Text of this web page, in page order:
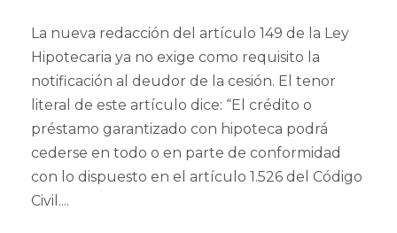
La nueva redacción del artículo 149 de la Ley
Hipotecaria ya no exige como requisito la
notificación al deudor de la cesión. El tenor
literal de este artículo dice: “El crédito o
préstamo garantizado con hipoteca podrá
cederse en todo o en parte de conformidad
con lo dispuesto en el artículo 1.526 del Código
Civil....